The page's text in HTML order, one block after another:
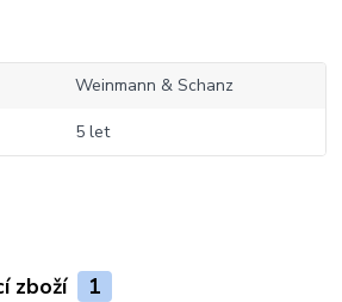
Weinmann & Schanz
5 let
zboží 1